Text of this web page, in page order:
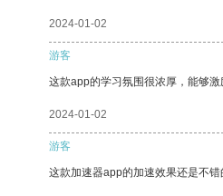
2024-01-02
游客
这款app的学习氛围很浓厚，能够激
2024-01-02
游客
这款加速器app的加速效果还是不